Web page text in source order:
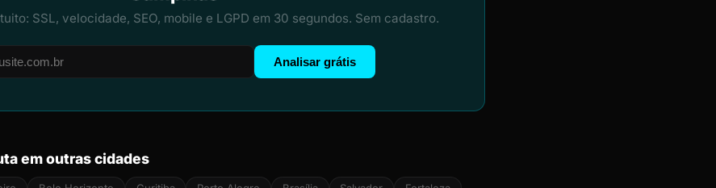
SSL, velocidade, SEO, mobile e LGPD em 30 segundos. Sem cadastro.
Analisar grátis
em outras cidades